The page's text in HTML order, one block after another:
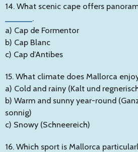
14. What scenic cape offers
.
a) Cap de Formentor
b) Cap Blanc
c) Cap d’Antibes
15. What climate does Mallorca
a) Cold and rainy (Kalt und
b) Warm and sunny year-round
sonnig)
c) Snowy (Schneereich)
16. Which sport is Mallorca